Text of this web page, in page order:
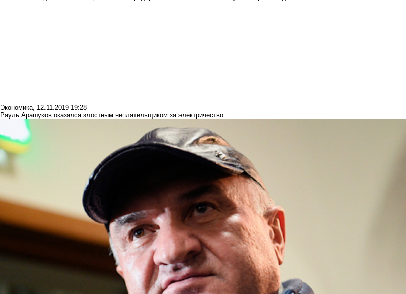
Экономика, 12.11.2019 19:28
Рауль Арашуков оказался злостным неплательщиком за электричество